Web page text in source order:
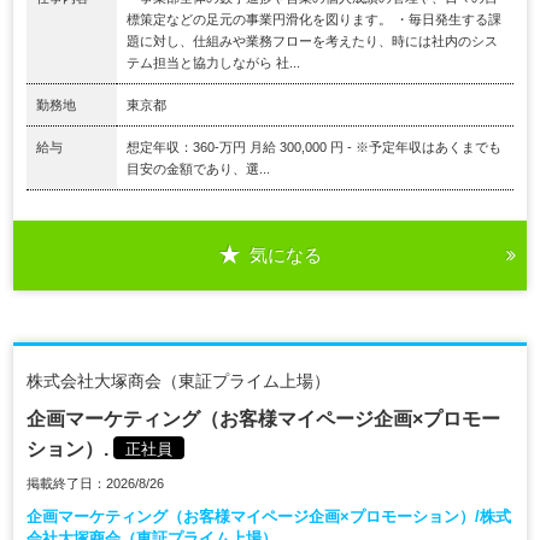
標策定などの足元の事業円滑化を図ります。 ・毎日発生する課
題に対し、仕組みや業務フローを考えたり、時には社内のシス
テム担当と協力しながら 社...
勤務地 東京都
給与
想定年収：360-万円 月給 300,000 円 - ※予定年収はあくまでも
目安の金額であり、選...
気になる
株式会社大塚商会（東証プライム上場）
企画マーケティング（お客様マイページ企画×プロモー
ション）.
正社員
掲載終了日：2026/8/26
企画マーケティング（お客様マイページ企画×プロモーション）/株式